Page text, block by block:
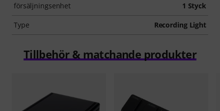
försäljningsenhet 1 Styck
Type Recording Light
Tillbehör & matchande produkter